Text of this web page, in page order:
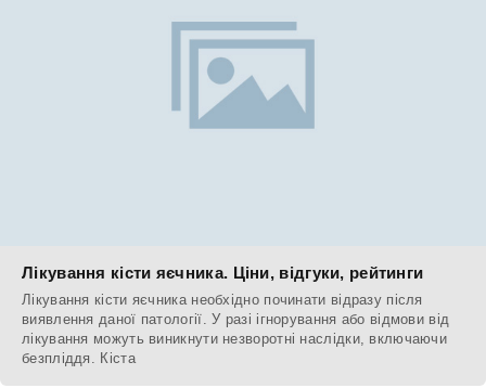
Лікування кісти яєчника. Ціни, відгуки, рейтинги
Лікування кісти яєчника необхідно починати відразу після
виявлення даної патології. У разі ігнорування або відмови від
лікування можуть виникнути незворотні наслідки, включаючи
безпліддя. Кіста